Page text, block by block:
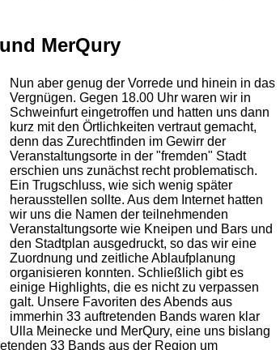
MerQury
Nun aber genug der Vorrede und hinein in das
Vergnügen. Gegen 18.00 Uhr waren wir in
Schweinfurt eingetroffen und hatten uns dann
kurz mit den Örtlichkeiten vertraut gemacht,
denn das Zurechtfinden im Gewirr der
Veranstaltungsorte in der "fremden" Stadt
erschien uns zunächst recht problematisch.
Ein Trugschluss, wie sich wenig später
herausstellen sollte. Aus dem Internet hatten
wir uns die Namen der teilnehmenden
Veranstaltungsorte wie Kneipen und Bars und
den Stadtplan ausgedruckt, so das wir eine
Zuordnung und zeitliche Ablaufplanung
organisieren konnten. Schließlich gibt es
einige Highlights, die es nicht zu verpassen
galt. Unsere Favoriten des Abends aus
immerhin 33 auftretenden Bands waren klar
Ulla Meinecke und MerQury, eine uns bislang
33 Bands aus der Region um